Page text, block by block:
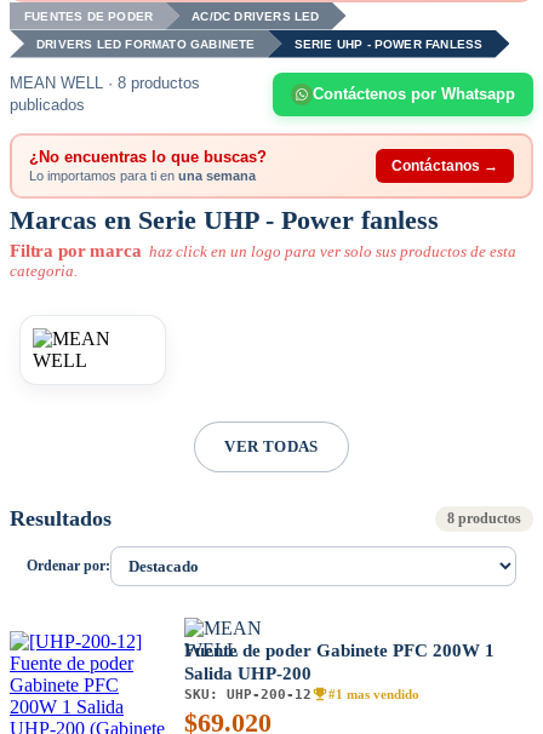
FUENTES DE PODER AC/DC DRIVERS LED
DRIVERS LED FORMATO GABINETE SERIE UHP - POWER FANLESS
MEAN WELL · 8 productos
publicados
Contáctenos por Whatsapp
¿No encuentras lo que buscas?
Lo importamos para ti en una semana
Contáctanos →
Marcas en Serie UHP - Power fanless
Filtra por marca haz click en un logo para ver solo sus productos de esta
categoria.
VER TODAS
Resultados 8 productos
Ordenar por:
Fuente de poder Gabinete PFC 200W 1
Salida UHP-200
SKU: UHP-200-12 #1 mas vendido
$69.020